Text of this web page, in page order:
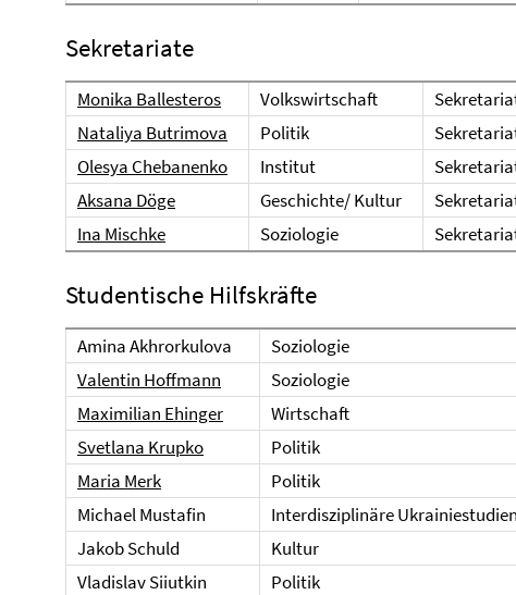
Sekretariate
Monika Ballesteros Volkswirtschaft
Nataliya Butrimova
Politik
Olesya Chebanenko
Institut
Aksana Döge
Geschichte/ Kultur
Ina Mischke
Soziologie
Studentische Hilfskräfte
Amina Akhrorkulova Soziologie
Valentin Hoffmann
Soziologie
Maximilian Ehinger
Wirtschaft
Svetlana Krupko
Politik
Maria Merk
Politik
Michael Mustafin
Interdisziplinäre Ukrainiestudien
Jakob Schuld
Kultur
Vladislav Siiutkin
Politik